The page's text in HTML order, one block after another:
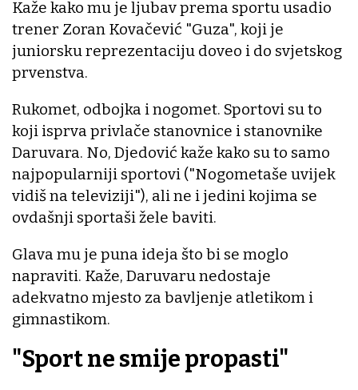
Kaže kako mu je ljubav prema sportu usadio
trener Zoran Kovačević "Guza", koji je
juniorsku reprezentaciju doveo i do svjetskog
prvenstva.
Rukomet, odbojka i nogomet. Sportovi su to
koji isprva privlače stanovnice i stanovnike
Daruvara. No, Djedović kaže kako su to samo
najpopularniji sportovi ("Nogometaše uvijek
vidiš na televiziji"), ali ne i jedini kojima se
ovdašnji sportaši žele baviti.
Glava mu je puna ideja što bi se moglo
napraviti. Kaže, Daruvaru nedostaje
adekvatno mjesto za bavljenje atletikom i
gimnastikom.
"Sport ne smije propasti"